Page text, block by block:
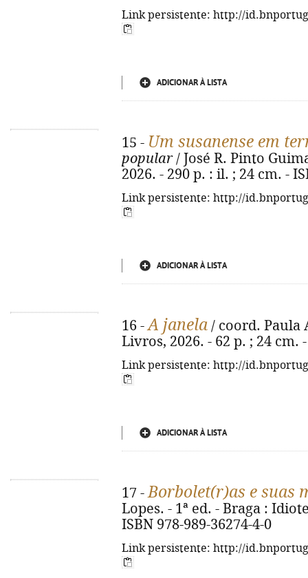
Link persistente: http://
ADICIONAR À LISTA
15 - Um susanense em
popular/ José R. Pinto
2026. - 290 p. : il. ; 24 cm. -
Link persistente: http://
ADICIONAR À LISTA
16 -A janela / coord. Paula
Livros, 2026. - 62 p. ; 24 cm.
Link persistente: http://
ADICIONAR À LISTA
17 -Borbolet(r)as e suas
Lopes. - 1ª ed. - Braga :
ISBN 978-989-36274-4-0
Link persistente: http://